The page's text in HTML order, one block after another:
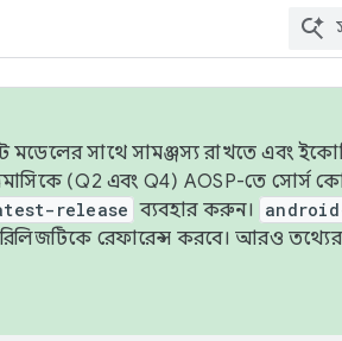
সাথে সামঞ্জস্য রাখতে এবং
(Q2 এবং Q4) AOSP-তে সোর্স
release ব্যবহার করুন।
রিলিজটিকে রেফারেন্স করবে। আরও